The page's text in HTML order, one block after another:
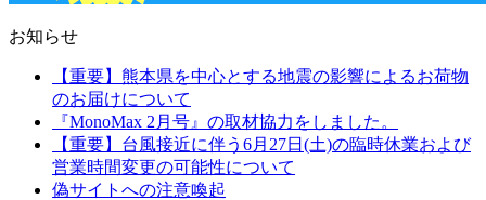
お知らせ
【重要】熊本県を中心とする地震の影響によるお荷物
のお届けについて
『MonoMax 2月号』の取材協力をしました。
【重要】台風接近に伴う6月27日(土)の臨時休業および
営業時間変更の可能性について
偽サイトへの注意喚起